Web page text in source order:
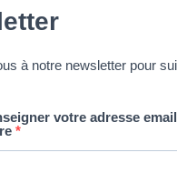
à notre newsletter pour
votre adresse